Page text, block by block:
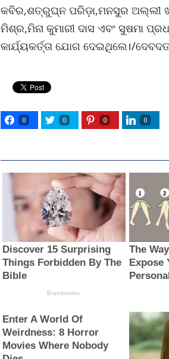
କବିର,ଶତ୍ରୁଘ୍ନ ପରିଡ଼ା,ମନସୁର ଅଲ୍ଲୀ
ମିଶ୍ର,ମିନା କୁମାରୀ ଦାସ ଏବଂ ସୁଷମା
କାର୍ଯ୍ୟକର୍ତ୍ତା ଯୋଗ ଦେଇଥିଲେ।/
0 0 0 0